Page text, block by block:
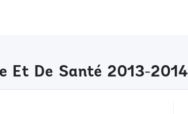
Et De Santé 2013-2014